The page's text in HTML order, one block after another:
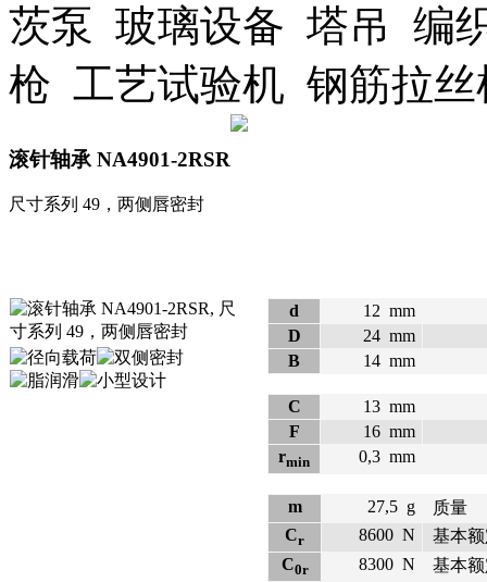
茨泵 玻璃设备 塔吊 编
枪 工艺试验机 钢筋拉
滚针轴承 NA4901-2RSR
尺寸系列 49，两侧唇密封
d 12 mm
D
24 mm
B
14 mm
C 13 mm
F
16 mm
rmin 0,3 mm
m 27,5 g
质量
Cr 8600 N
基本
C0r 8300 N
基本